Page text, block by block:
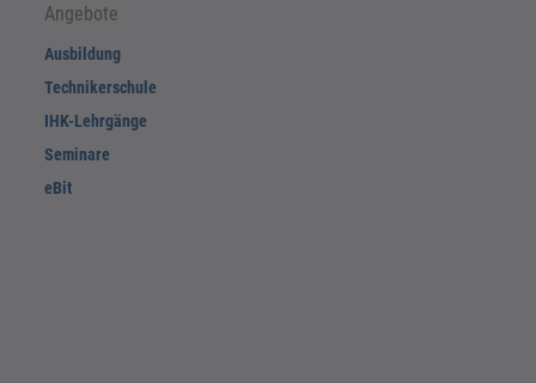
Angebote
Ausbildung
Technikerschule
IHK-Lehrgänge
Seminare
eBit